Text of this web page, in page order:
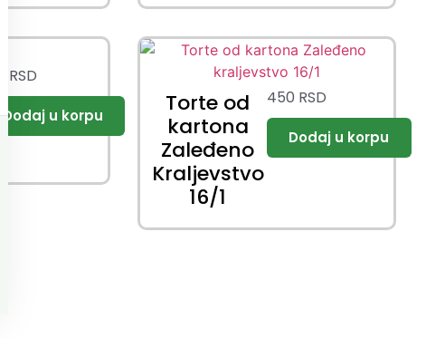
RSD
Torte od
kartona
Zaleđeno
Kraljevstvo
16/1
450 RSD